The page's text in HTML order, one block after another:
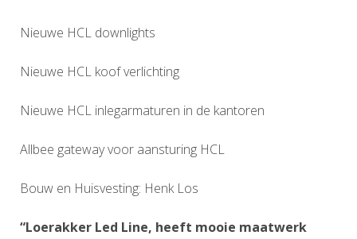
Nieuwe HCL downlights
Nieuwe HCL koof verlichting
Nieuwe HCL inlegarmaturen in de kantoren
Allbee gateway voor aansturing HCL
Bouw en Huisvesting: Henk Los
“Loerakker Led Line, heeft mooie maatwerk